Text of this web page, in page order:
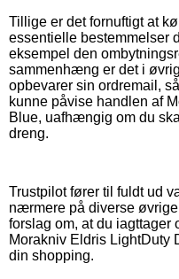
Tillige er det fornuftigt at
essentielle bestemmelser
eksempel den
sammenhæng er det i
opbevarer sin ordremail,
kunne påvise handlen af
Blue, uafhængig om du
dreng.
Trustpilot fører til fuldt ud
nærmere på diverse
forslag om, at du iagttager
Morakniv Eldris LightDuty
din shopping.